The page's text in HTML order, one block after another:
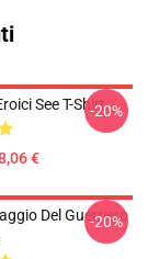
See T-Shirt
€
-20%
Del Guerriero
-20%